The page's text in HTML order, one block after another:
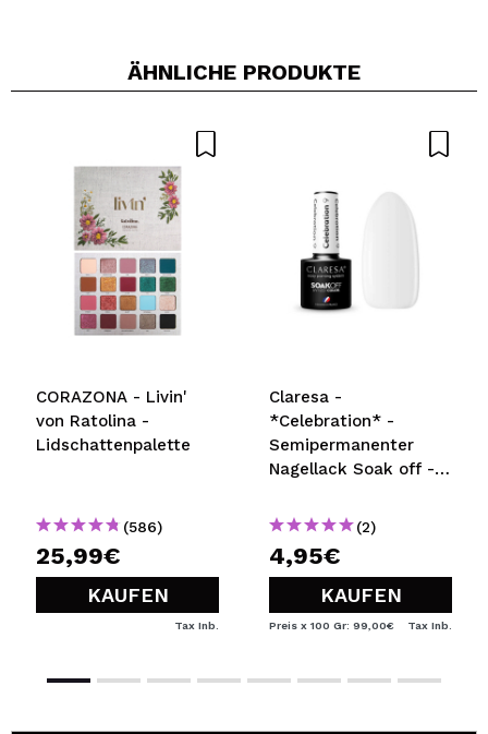
Ein Video oder Foto teilen
Würden Sie diesen Kauf empfehlen?
ÄHNLICHE PRODUKTE
CORAZONA - Livin'
von Ratolina -
Lidschattenpalette
(586)
25,99€
KAUFEN
Tax Inb.
Claresa -
*Celebration* -
Semipermanenter
Nagellack Soak off -
(2)
4,95€
KAUFEN
Preis x 100 Gr: 99,00€ Tax Inb.